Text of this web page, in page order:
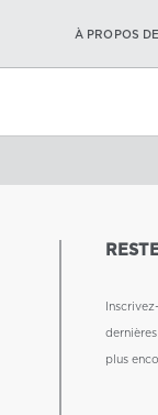
À PROPOS
plus